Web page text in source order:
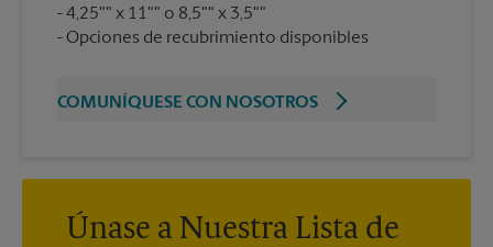
4,25"" x 11"" o 8,5"" x 3,5""
Opciones de recubrimiento disponibles
COMUNÍQUESE CON NOSOTROS
Únase a Nuestra Lista de